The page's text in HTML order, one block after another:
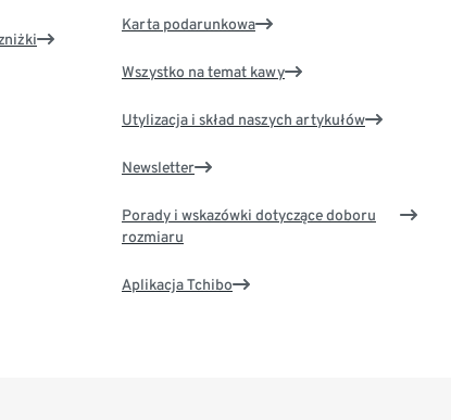
Karta podarunkowa
Wszystko na temat kawy
Utylizacja i skład naszych artykułów
Newsletter
Porady i wskazówki dotyczące doboru
rozmiaru
Aplikacja Tchibo